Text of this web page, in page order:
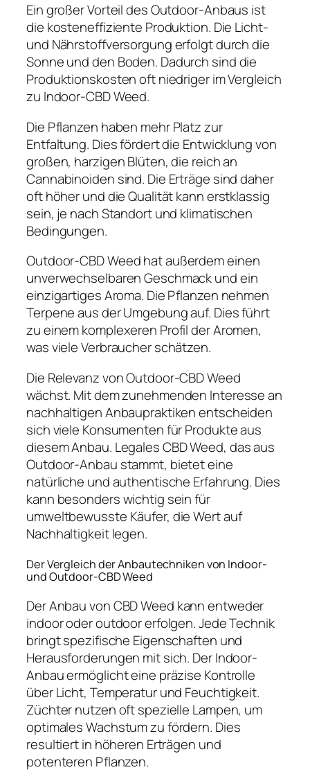
Ein großer Vorteil des Outdoor-Anbaus ist
die kosteneffiziente Produktion. Die Licht-
und Nährstoffversorgung erfolgt durch die
Sonne und den Boden. Dadurch sind die
Produktionskosten oft niedriger im Vergleich
zu Indoor-CBD Weed.
Die Pflanzen haben mehr Platz zur
Entfaltung. Dies fördert die Entwicklung von
großen, harzigen Blüten, die reich an
Cannabinoiden sind. Die Erträge sind daher
oft höher und die Qualität kann erstklassig
sein, je nach Standort und klimatischen
Bedingungen.
Outdoor-CBD Weed hat außerdem einen
unverwechselbaren Geschmack und ein
einzigartiges Aroma. Die Pflanzen nehmen
Terpene aus der Umgebung auf. Dies führt
zu einem komplexeren Profil der Aromen,
was viele Verbraucher schätzen.
Die Relevanz von Outdoor-CBD Weed
wächst. Mit dem zunehmenden Interesse an
nachhaltigen Anbaupraktiken entscheiden
sich viele Konsumenten für Produkte aus
diesem Anbau. Legales CBD Weed, das aus
Outdoor-Anbau stammt, bietet eine
natürliche und authentische Erfahrung. Dies
kann besonders wichtig sein für
umweltbewusste Käufer, die Wert auf
Nachhaltigkeit legen.
Der Vergleich der Anbautechniken von Indoor-
und Outdoor-CBD Weed
Der Anbau von CBD Weed kann entweder
indoor oder outdoor erfolgen. Jede Technik
bringt spezifische Eigenschaften und
Herausforderungen mit sich. Der Indoor-
Anbau ermöglicht eine präzise Kontrolle
über Licht, Temperatur und Feuchtigkeit.
Züchter nutzen oft spezielle Lampen, um
optimales Wachstum zu fördern. Dies
resultiert in höheren Erträgen und
potenteren Pflanzen.